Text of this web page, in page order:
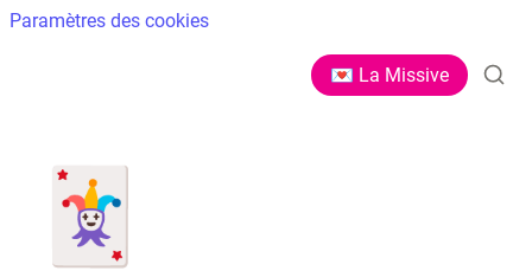
Paramètres des cookies
💌 La Missive
🃏